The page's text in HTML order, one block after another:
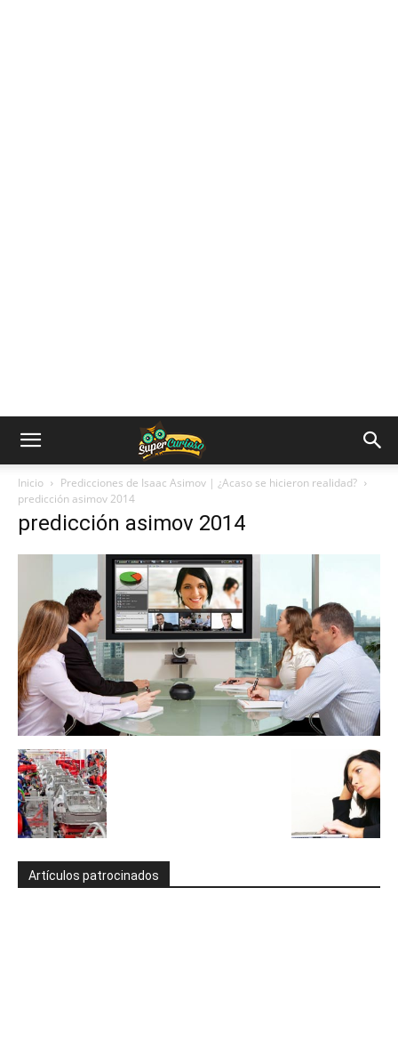
Inicio
Predicciones de Isaac Asimov | ¿Acaso se hicieron realidad?
predicción asimov 2014
predicción asimov 2014
Artículos patrocinados